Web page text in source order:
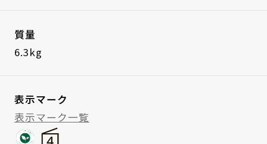
質量
6.3kg
表示マーク
表示マーク一覧